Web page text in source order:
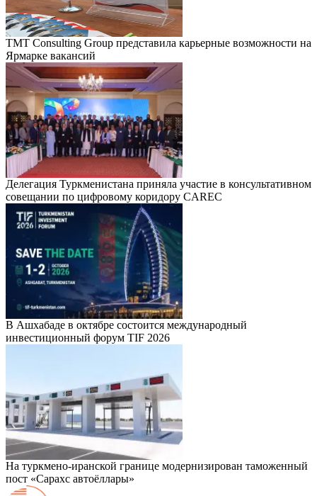
TMT Consulting Group представила карьерные возможности на
Ярмарке вакансий
Делегация Туркменистана приняла участие в консультативном
совещании по цифровому коридору CAREC
В Ашхабаде в октябре состоится международный
инвестиционный форум TIF 2026
На туркмено-иранской границе модернизирован таможенный
пост «Сарахс автоёллары»